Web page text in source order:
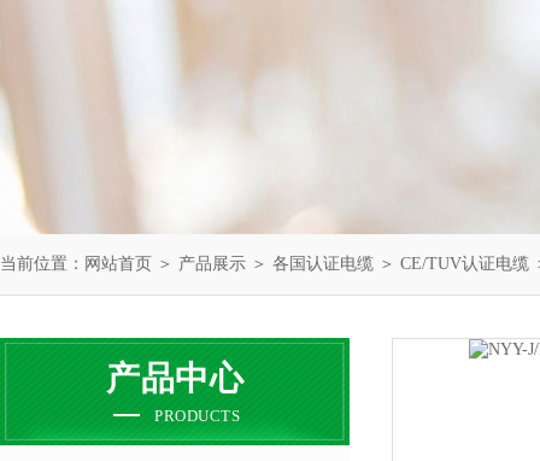
当前位置： 网站首页 ＞ 产品展示 ＞ 各国认证电缆 ＞ CE/TUV认证电缆
产品中心
PRODUCTS